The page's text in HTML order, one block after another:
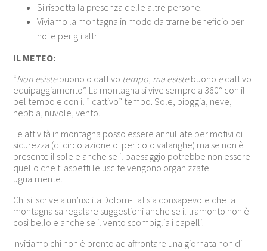
Si rispetta la presenza delle altre persone.
Viviamo la montagna in modo da trarne beneficio per
noi e per gli altri.
IL METEO:
“Non esistebuono o cattivo tempo, ma esistebuono ecattivo
equipaggiamento”. La montagna si vive sempre a 360° con il
bel tempo e con il ” cattivo” tempo. Sole, pioggia, neve,
nebbia, nuvole, vento.
Le attività in montagna posso essere annullate per motivi di
sicurezza (di circolazione o pericolo valanghe) ma se non è
presente il sole e anche se il paesaggio potrebbe non essere
quello che ti aspetti le uscite vengono organizzate
ugualmente.
Chi si iscrive a un’uscita Dolom-Eat sia consapevole che la
montagna sa regalare suggestioni anche se il tramonto non è
così bello e anche se il vento scompiglia i capelli.
Invitiamo chi non è pronto ad affrontare una giornata non di